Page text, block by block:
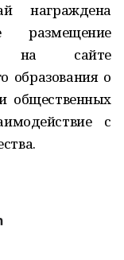
награждена
размещение
на сайте
образования о
общественных
с